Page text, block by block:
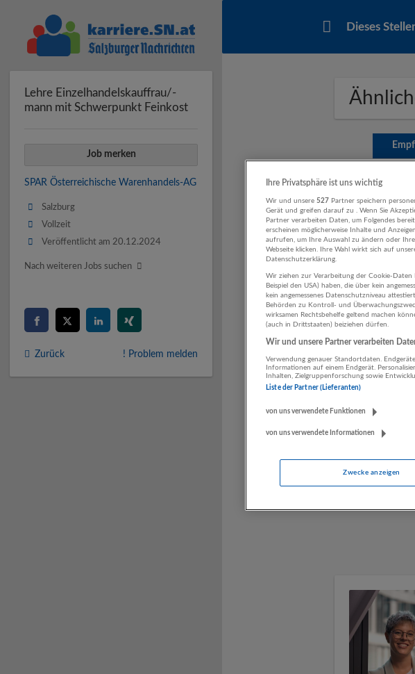
Dieses
Lehre Einzelhandelskauffrau/-
mann mit Schwerpunkt Feinkost
Job merken
SPAR Österreichische Warenhandels-AG
Salzburg
Vollzeit
Veröffentlicht am 20.12.2024
Nach weiteren Jobs suchen
Zurück ! Problem melden
Ihre Privatsphäre ist uns wichtig
Wir und unsere527 Partner speichern
Gerät und greifen darauf zu . Wenn Sie
Partner verarbeiten Daten, um Folgendes
erscheinen möglicherweise Inhalte und
aufrufen, um Ihre Auswahl zu ändern oder
Webseite klicken. Ihre Wahl wirkt sich auf
Datenschutzerklärung.
Wir ziehen zur Verarbeitung der Cookie-
Beispiel den USA) haben, die über kein
kein angemessenes Datenschutzniveau
Behörden zu Kontroll- und
wirksamen Rechtsbehelfe geltend machen
(auch in Drittstaaten) beiziehen dürfen.
Wir und unsere Partner verarbeiten
Verwendung genauer Standortdaten.
Informationen auf einem Endgerät.
Inhalten, Zielgruppenforschung sowie
Liste der Partner (Lieferanten)
von uns verwendete Funktionen
von uns verwendete Informationen
Zwecke anzeigen